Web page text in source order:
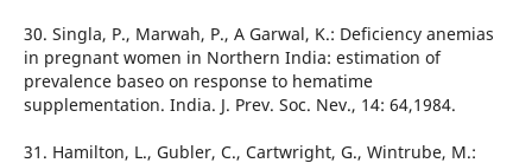
30. Singla, P., Marwah, P., A Garwal, K.: Deficiency anemias
in pregnant women in Northern India: estimation of
prevalence baseo on response to hematime
supplementation. India. J. Prev. Soc. Nev., 14: 64,1984.
31. Hamilton, L., Gubler, C., Cartwright, G., Wintrube, M.: